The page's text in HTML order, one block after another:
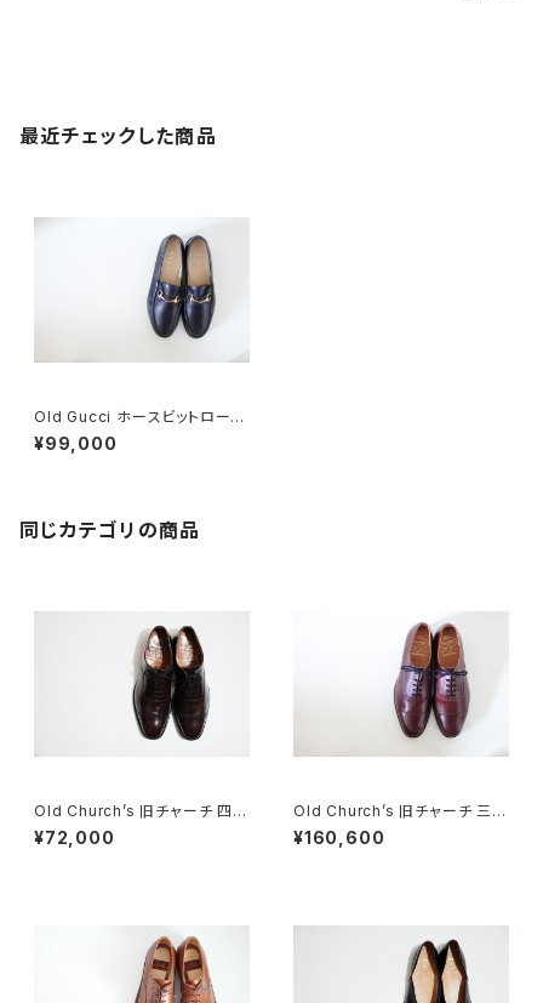
最近チェックした商品
Old Gucci ホースビットローフ
ァー 9.5 E Black DEADSTO
CK
¥99,000
同じカテゴリの商品
Old Church’s 旧チャーチ 四都
市 BELMONTパンチドキャップ
トウ 85G
¥72,000
Old Church’s 旧チャーチ 三都
市 キャップトウ 95G DEADST
OCK
¥160,600